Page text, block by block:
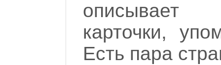
описывает
карточки,
Есть пара